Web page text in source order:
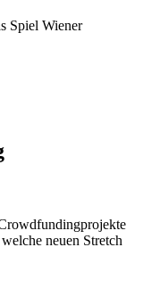
Spiel Wiener
neuen Stretch